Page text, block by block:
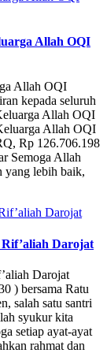
Allah OQI
Allah OQI
kepada seluruh
Allah OQI
Allah OQI
Rp 126.706.198
Semoga Allah
yang lebih baik,
Rif’aliah Darojat
Darojat
) bersama Ratu
salah satu santri
syukur kita
setiap ayat-ayat
rahmat dan